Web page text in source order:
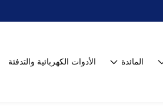
المائدة الأدوات الكهربائية والتدفئة